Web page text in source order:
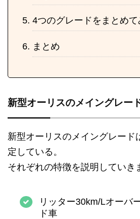
4つのグレードをまとめて
まとめ
新型オーリスのメイングレー
新型オーリスのメイングレード
定している。
それぞれの特徴を説明していき
リッター30km/Lオーバ
ド車